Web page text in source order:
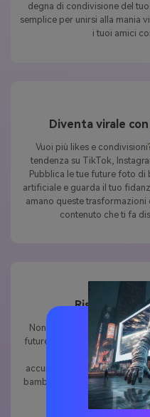
caricare, fare clic su
degna di condivisione del
semplice per unirsi alla mania
Vuoi più likes e
tendenza su TikTok,
Pubblica le tue future foto di
artificiale e guarda il tuo
amano queste
Risultati
Non accontentarti di
future children offre immagini
che sembrano
accuratamente migliorato, in
bambino sembri raffinata e
feed o creare